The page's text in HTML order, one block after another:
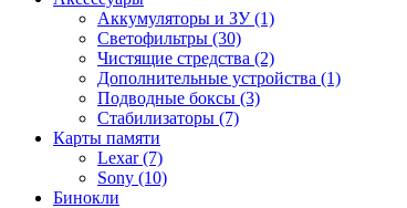
Аккумуляторы и ЗУ (1)
Светофильтры (30)
Чистящие стредства (2)
Дополнительные устройства (1)
Подводные боксы (3)
Стабилизаторы (7)
Карты памяти
Lexar (7)
Sony (10)
Бинокли